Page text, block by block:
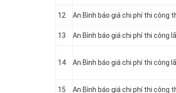
12 An Bình báo giá chi phí thi công
13 An Bình báo giá chi phí thi công
14 An Bình báo giá chi phí thi công
15 An Bình báo giá chi phí thi công